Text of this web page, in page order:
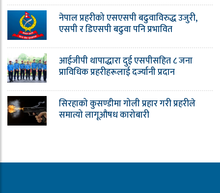
नेपाल प्रहरीको एसएसपी बढुवाविरुद्ध उजुरी,
एसपी र डिएसपी बढुवा पनि प्रभावित
आईजीपी थापाद्धारा दुई एसपीसहित ८ जना
प्राविधिक प्रहरीहरूलाई दर्ज्यानी प्रदान
सिरहाको कुसण्डीमा गोली प्रहार गरी प्रहरीले
समात्यो लागूऔषध कारोबारी